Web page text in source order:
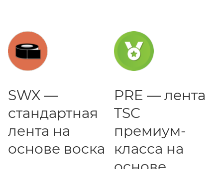
SWX —
стандартная
лента на
основе воска
PRE — лента
TSC
премиум-
класса на